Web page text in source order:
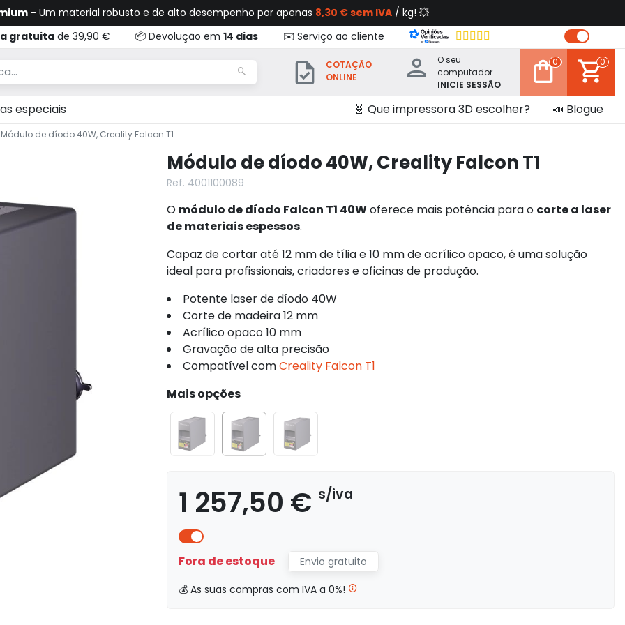
- Um material robusto e de alto desempenho por apenas 8,30 € sem IVA/ kg! 💥
gratuitade 39,90 € 📦 Devolução em 14 dias ✉️ Serviço ao cliente
COTAÇÃO
ONLINE
O seu
computador
INICIE SESSÃO
0 0
especiais 🧬 Que impressora 3D escolher? 📣 Blogue
Módulo de díodo 40W, Creality Falcon T1
Módulo de díodo 40W, Creality Falcon T1
Ref. 4001100089
O módulo de díodo Falcon T1 40Woferece mais potência para o corte a laser
de materiais espessos.
Capaz de cortar até 12 mm de tília e 10 mm de acrílico opaco, é uma solução
ideal para profissionais, criadores e oficinas de produção.
Potente laser de díodo 40W
Corte de madeira 12 mm
Acrílico opaco 10 mm
Gravação de alta precisão
Compatível comCreality Falcon T1
Mais opções
1 257,50 € s/iva
Fora de estoque
Envio gratuito
💰 As suas compras com IVA a 0%!